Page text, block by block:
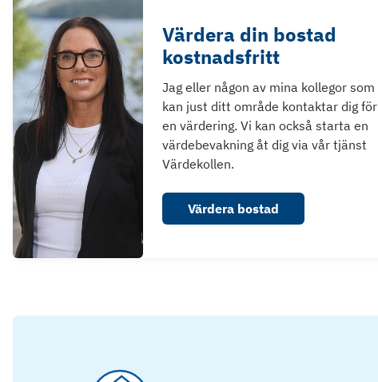
Värdera din bostad
kostnadsfritt
Jag eller någon av mina kollegor som
kan just ditt område kontaktar dig för
en värdering. Vi kan också starta en
värdebevakning åt dig via vår tjänst
Värdekollen.
Värdera bostad